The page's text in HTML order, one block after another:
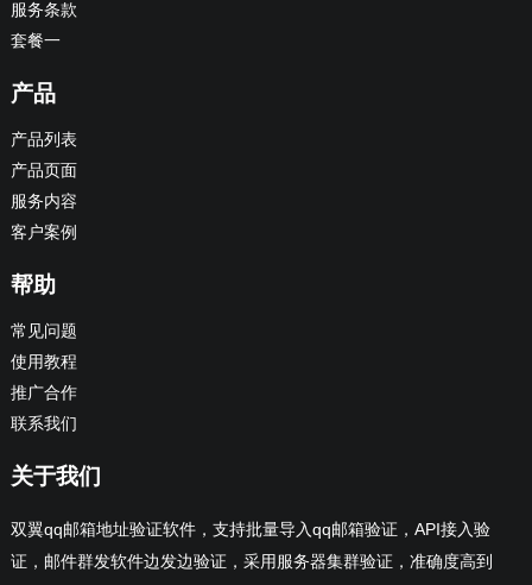
服务条款
套餐一
产品
产品列表
产品页面
服务内容
客户案例
帮助
常见问题
使用教程
推广合作
联系我们
关于我们
双翼qq邮箱地址验证软件，支持批量导入qq邮箱验证，API接入验
证，邮件群发软件边发边验证，采用服务器集群验证，准确度高到